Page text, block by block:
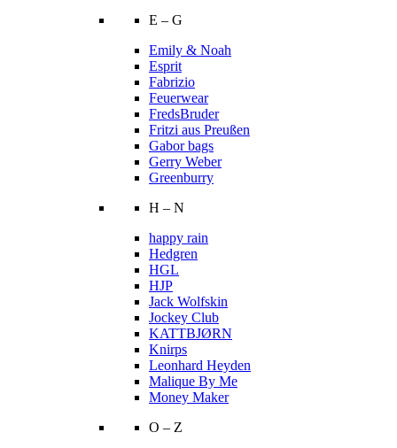
E – G
Emily & Noah
Esprit
Fabrizio
Feuerwear
FredsBruder
Fritzi aus Preußen
Gabor bags
Gerry Weber
Greenburry
H – N
happy rain
Hedgren
HGL
HJP
Jack Wolfskin
Jockey Club
KATTBJØRN
Knirps
Leonhard Heyden
Malique By Me
Money Maker
O – Z